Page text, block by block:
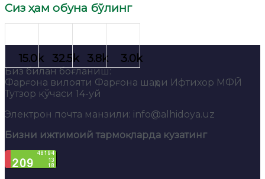
Сиз ҳам обуна бўлинг
Биз билан боғланиш:
Фарғона вилояти Фарғона шаҳри Ифтихор МФЙ
Тутзор кўчаси 14-уй
Электрон почта манзили: info@alhidoya.uz
Бизни ижтимоий тармоқларда кузатинг